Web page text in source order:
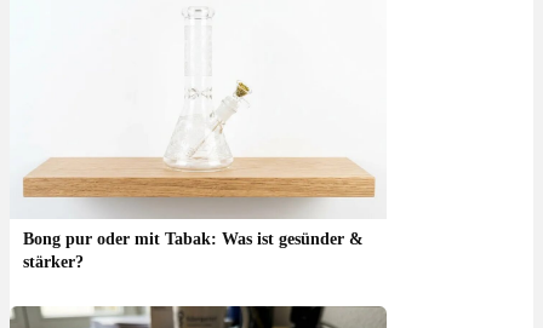
Bong pur oder mit Tabak: Was ist gesünder &
stärker?